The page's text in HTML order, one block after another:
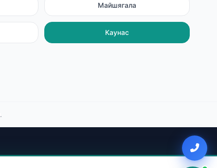
Майшягала
Каунас
.
Районы Вильнюса